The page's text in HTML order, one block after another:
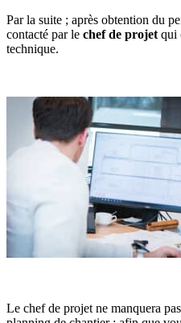
Par la suite ; après obtention du
contacté par le chef de projet qui
technique.
Le chef de projet ne manquera